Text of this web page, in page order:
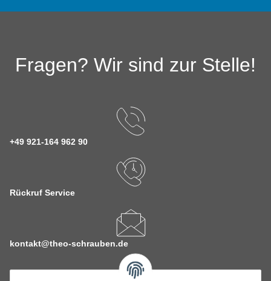
Fragen? Wir sind zur Stelle!
+49 921-164 962 90
Rückruf Service
kontakt@theo-schrauben.de